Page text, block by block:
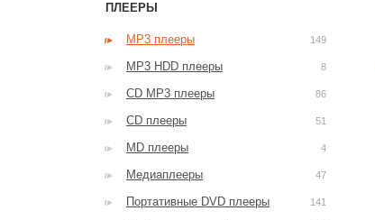
ПЛЕЕРЫ
MP3 плееры 149
MP3 HDD плееры 8
CD MP3 плееры 86
CD плееры 51
MD плееры 4
Медиаплееры 47
Портативные DVD плееры 141